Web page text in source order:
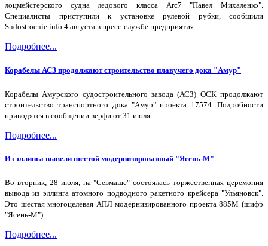
лоцмейстерского судна ледового класса Arc7 "Павел Михаленко".
Специалисты приступили к установке рулевой рубки, сообщили
Sudostroenie.info 4 августа в пресс-службе предприятия.
Подробнее...
Корабелы АСЗ продолжают строительство плавучего дока "Амур"
Корабелы Амурского судостроительного завода (АСЗ) ОСК продолжают
строительство транспортного дока "Амур" проекта 17574. Подробности
приводятся в сообщении верфи от 31 июля.
Подробнее...
Из эллинга вывели шестой модернизированный "Ясень-М"
Во вторник, 28 июля, на "Севмаше" состоялась торжественная церемония
вывода из эллинга атомного подводного ракетного крейсера "Ульяновск".
Это шестая многоцелевая АПЛ модернизированного проекта 885М (шифр
"Ясень-М").
Подробнее...